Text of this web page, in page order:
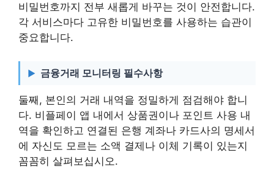
비밀번호까지 전부 새롭게 바꾸는 것이 안전합니다.
각 서비스마다 고유한 비밀번호를 사용하는 습관이
중요합니다.
금융거래 모니터링 필수사항
둘째, 본인의 거래 내역을 정밀하게 점검해야 합니
다. 비플페이 앱 내에서 상품권이나 포인트 사용 내
역을 확인하고 연결된 은행 계좌나 카드사의 명세서
에 자신도 모르는 소액 결제나 이체 기록이 있는지
꼼꼼히 살펴보십시오.